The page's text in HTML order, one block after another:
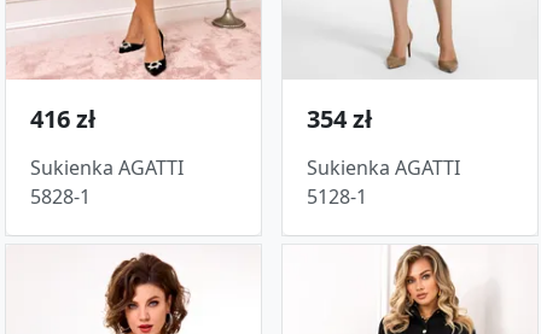
416 zł
Sukienka AGATTI
5828-1
354 zł
Sukienka AGATTI
5128-1